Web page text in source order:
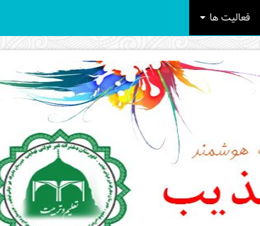
فعالیت ها